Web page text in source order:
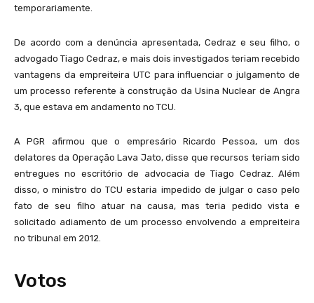
temporariamente.
De acordo com a denúncia apresentada, Cedraz e seu filho, o
advogado Tiago Cedraz, e mais dois investigados teriam recebido
vantagens da empreiteira UTC para influenciar o julgamento de
um processo referente à construção da Usina Nuclear de Angra
3, que estava em andamento no TCU.
A PGR afirmou que o empresário Ricardo Pessoa, um dos
delatores da Operação Lava Jato, disse que recursos teriam sido
entregues no escritório de advocacia de Tiago Cedraz. Além
disso, o ministro do TCU estaria impedido de julgar o caso pelo
fato de seu filho atuar na causa, mas teria pedido vista e
solicitado adiamento de um processo envolvendo a empreiteira
no tribunal em 2012.
Votos